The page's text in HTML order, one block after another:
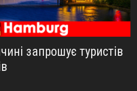
запрошує туристів